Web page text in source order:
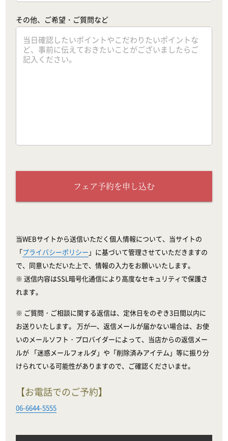
その他、ご希望・ご質問など
フェア予約を申し込む
当WEBサイトから送信いただく個人情報について、当サイトの
「プライバシーポリシー 」に基づいて管理させていただきますの
で、同意いただいた上で、情報の入力をお願いいたします。
※ 送信内容はSSL暗号化通信により高度なセキュリティで保護さ
れます。
※ ご質問・ご相談に関する返信は、定休日をのぞき3日間以内に
お送りいたします。 万が一、返信メールが届かない場合は、お使
いのメールソフト・プロバイダーによって、当店からの返信メー
ルが 「迷惑メールフォルダ」や「削除済みアイテム」等に振り分
けられている可能性がありますので、ご確認くださいませ。
【お電話でのご予約】
06-6644-5555